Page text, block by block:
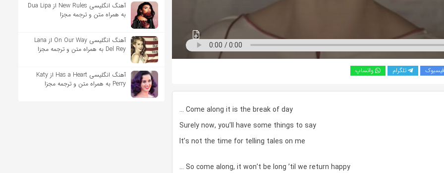
فیسبوک تلگرام واتساپ
… Come along it is the break of day
Surely now, you’ll have some things to say
It’s not the time for telling tales on me
… So come along, it won’t be long ’til we return happy
آهنگ انگلیسی New Rules از Dua Lipa
به همراه متن و ترجمه مجزا
آهنگ انگلیسی On Our Way از Lana
Del Rey به همراه متن و ترجمه مجزا
آهنگ انگلیسی Has a Heart از Katy
Perry به همراه متن و ترجمه مجزا